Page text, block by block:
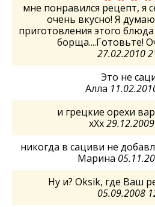
мне понравился рецепт, я
очень вкусно! Я
приготовления этого
борща....Готовьте!
27.02.2010
Это не
Алла
и грецкие орехи
хХх
никогда в сациви не
Марина
Ну и? Oksik, где Ваш
05.09.2008